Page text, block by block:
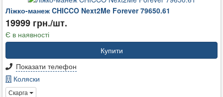
Ліжко-манеж CHICCO Next2Me Forever 79650.61
19999 грн./шт.
Є в наявності
Купити
Показати телефон
Коляски
Скарга